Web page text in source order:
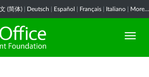
(简体) Deutsch Español Français Italiano More...